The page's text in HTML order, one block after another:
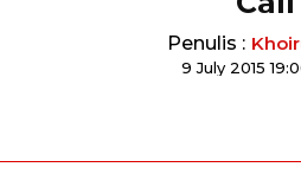
Penulis :
9 July 2015